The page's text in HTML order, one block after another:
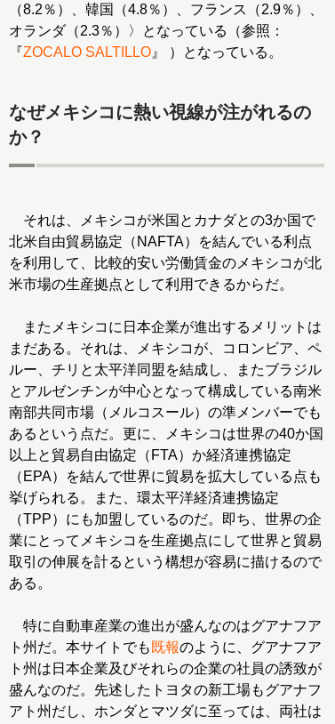
（8.2％）、韓国（4.8％）、フランス（2.9％）、
オランダ（2.3％）〉となっている（参照：
『ZOCALO SALTILLO 』 ）となっている。
なぜメキシコに熱い視線が注がれるの
か？
それは、メキシコが米国とカナダとの3か国で
北米自由貿易協定（NAFTA）を結んでいる利点
を利用して、比較的安い労働賃金のメキシコが北
米市場の生産拠点として利用できるからだ。
またメキシコに日本企業が進出するメリットは
まだある。それは、メキシコが、コロンビア、ペ
ルー、チリと太平洋同盟を結成し、またブラジル
とアルゼンチンが中心となって構成している南米
南部共同市場（メルコスール）の準メンバーでも
あるという点だ。更に、メキシコは世界の40か国
以上と貿易自由協定（FTA）か経済連携協定
（EPA）を結んで世界に貿易を拡大している点も
挙げられる。また、環太平洋経済連携協定
（TPP）にも加盟しているのだ。即ち、世界の企
業にとってメキシコを生産拠点にして世界と貿易
取引の伸展を計るという構想が容易に描けるので
ある。
特に自動車産業の進出が盛んなのはグアナフア
ト州だ。本サイトでも 既報のように、グアナフア
ト州は日本企業及びそれらの企業の社員の誘致が
盛んなのだ。先述したトヨタの新工場もグアナフ
アト州だし、ホンダとマツダに至っては、両社は